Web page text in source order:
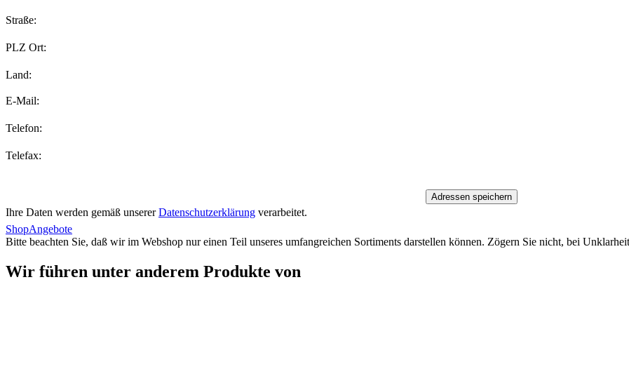
Straße:
PLZ Ort:
Land:
E-Mail:
Telefon:
Telefax:
Ihre Daten werden gemäß unsererDatenschutzerklärung verarbeitet.
ShopAngebote
Bitte beachten Sie, daß wir im Webshop nur einen Teil unseres umfangreichen Sortiments darstellen können. Zögern Sie nicht, bei
Wir führen unter anderem Produkte von